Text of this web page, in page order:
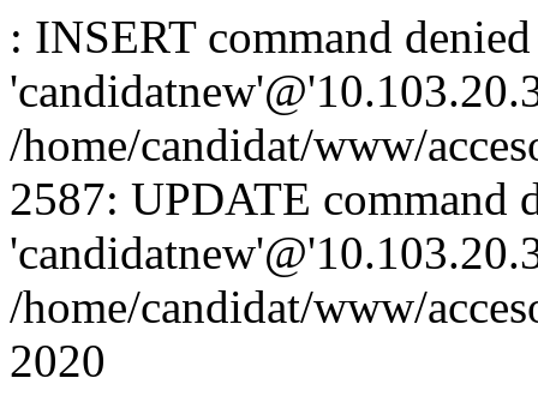
: INSERT command
/home/candidat/www/
2587: UPDATE command
/home/candidat/www/
2020